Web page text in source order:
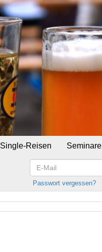
Single-Reisen Seminare
E-
Mail
Passwort vergessen?